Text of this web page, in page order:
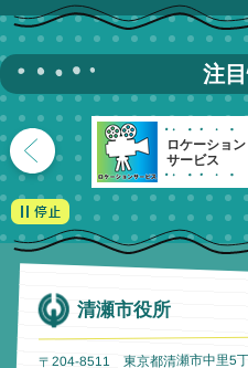
注
ロケーション
サービス
清瀬市役所
〒204-8511 東京都清瀬市中里5